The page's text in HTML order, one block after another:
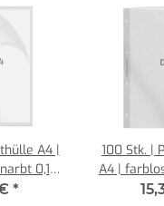
A4 |
0,120
*
100 Stk. |
A4 |
0,120